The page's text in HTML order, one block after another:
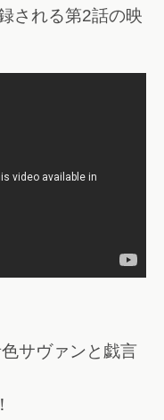
される第2話の映
サヴァンと戯言